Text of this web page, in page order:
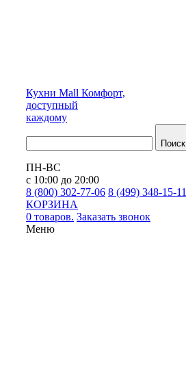
Кухни Mall Комфорт,
доступный
каждому
Поиск
ПН-ВС
с 10:00 до 20:00
8 (800) 302-77-06 8 (499) 348-15-11
КОРЗИНА
0 товаров. Заказать звонок
Меню